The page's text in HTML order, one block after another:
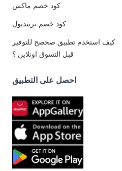
كود خصم ماكس
كود خصم ترينديول
كيف استخدم تطبيق صحصح للتوفير
قبل التسوق اونلاين ؟
احصل على التطبيق